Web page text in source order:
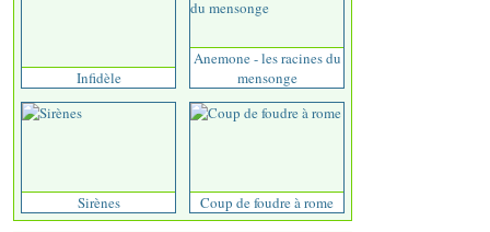
Infidèle
Anemone - les racines du
mensonge
Sirènes Coup de foudre à rome